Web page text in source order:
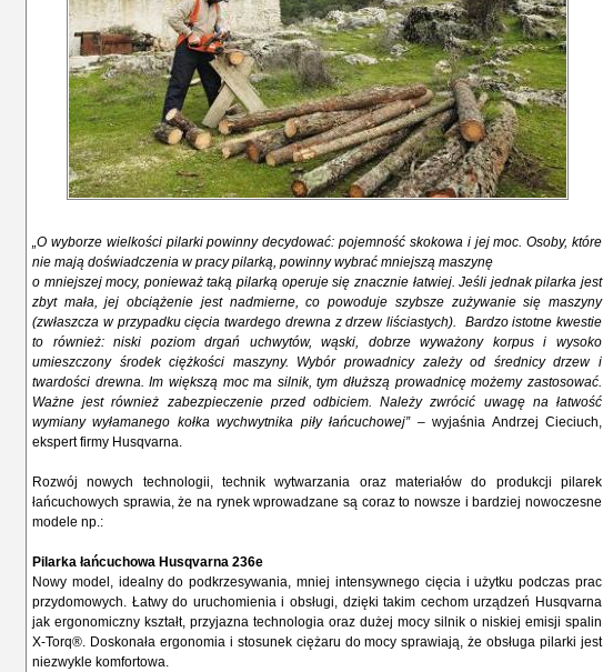
„O wyborze wielkości pilarki powinny decydować: pojemność skokowa i jej moc. Osoby, które
nie mają doświadczenia w pracy pilarką, powinny wybrać mniejszą maszynę
o mniejszej mocy, ponieważ taką pilarką operuje się znacznie łatwiej. Jeśli jednak pilarka jest
zbyt mała, jej obciążenie jest nadmierne, co powoduje szybsze zużywanie się maszyny
(zwłaszcza w przypadku cięcia twardego drewna z drzew liściastych). Bardzo istotne kwestie
to również: niski poziom drgań uchwytów, wąski, dobrze wyważony korpus i wysoko
umieszczony środek ciężkości maszyny. Wybór prowadnicy zależy od średnicy drzew i
twardości drewna. Im większą moc ma silnik, tym dłuższą prowadnicę możemy zastosować.
Ważne jest również zabezpieczenie przed odbiciem. Należy zwrócić uwagę na łatwość
wymiany wyłamanego kołka wychwytnika piły łańcuchowej” – wyjaśnia Andrzej Cieciuch,
ekspert firmy Husqvarna.
Rozwój nowych technologii, technik wytwarzania oraz materiałów do produkcji pilarek
łańcuchowych sprawia, że na rynek wprowadzane są coraz to nowsze i bardziej nowoczesne
modele np.:
Pilarka łańcuchowa Husqvarna 236e
Nowy model, idealny do podkrzesywania, mniej intensywnego cięcia i użytku podczas prac
przydomowych. Łatwy do uruchomienia i obsługi, dzięki takim cechom urządzeń Husqvarna
jak ergonomiczny kształt, przyjazna technologia oraz dużej mocy silnik o niskiej emisji spalin
X-Torq®. Doskonała ergonomia i stosunek ciężaru do mocy sprawiają, że obsługa pilarki jest
niezwykle komfortowa.